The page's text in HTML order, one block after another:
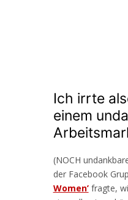
Ich irrte
einem
(NOCH
der Facebook
Women’fragte,